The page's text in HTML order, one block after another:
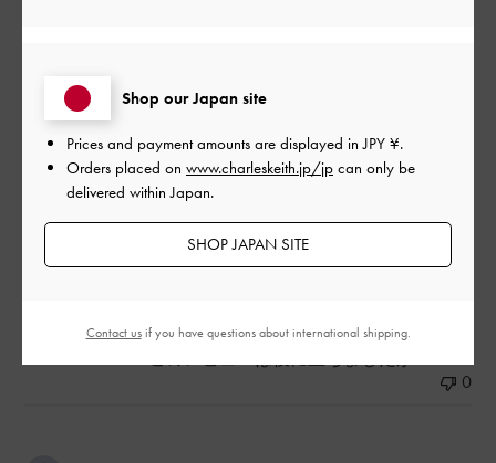
デザイン
とてもよかった
品質
とてもよかった
0
Shop our Japan site
Prices and payment amounts are displayed inJPY ¥.
Orders placed on www.charleskeith.jp/jp can only be
delivered within Japan.
SHOP JAPAN SITE
Contact usif you have questions about international shipping.